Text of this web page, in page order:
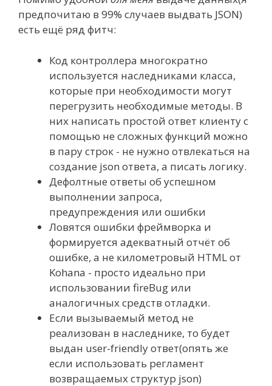
предпочитаю в 99% случаев выдвать JSON)
есть ещё ряд фитч:
Код контроллера многократно
используется наследниками класса,
которые при необходимости могут
перегрузить необходимые методы. В
них написать простой ответ клиенту с
помощью не сложных функций можно
в пару строк - не нужно отвлекаться на
создание json ответа, а писать логику.
Дефолтные ответы об успешном
выполнении запроса,
предупреждения или ошибки
Ловятся ошибки фреймворка и
формируется адекватный отчёт об
ошибке, а не километровый HTML от
Kohana - просто идеально при
использовании fireBug или
аналогичных средств отладки.
Если вызываемый метод не
реализован в наследнике, то будет
выдан user-friendly ответ(опять же
если использовать регламент
возвращаемых структур json)